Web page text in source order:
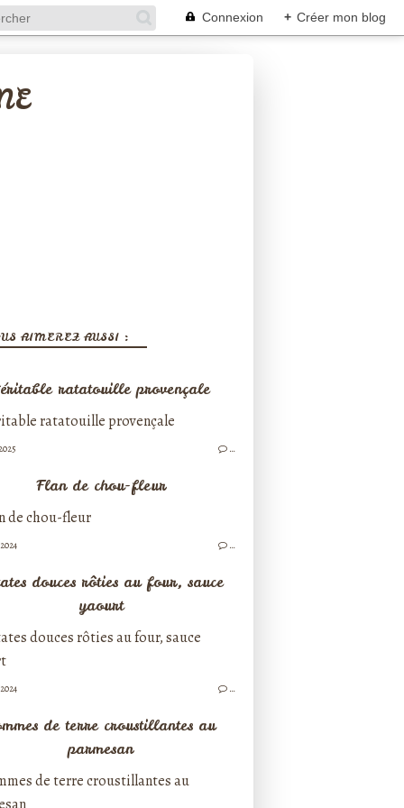
Connexion + Créer mon blog
AIMEREZ AUSSI :
ratatouille provençale
…
Flan de chou-fleur
…
douces rôties au four, sauce
yaourt
…
de terre croustillantes au
parmesan